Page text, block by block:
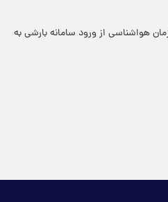
هواشناسی از ورود سامانه بارشی به